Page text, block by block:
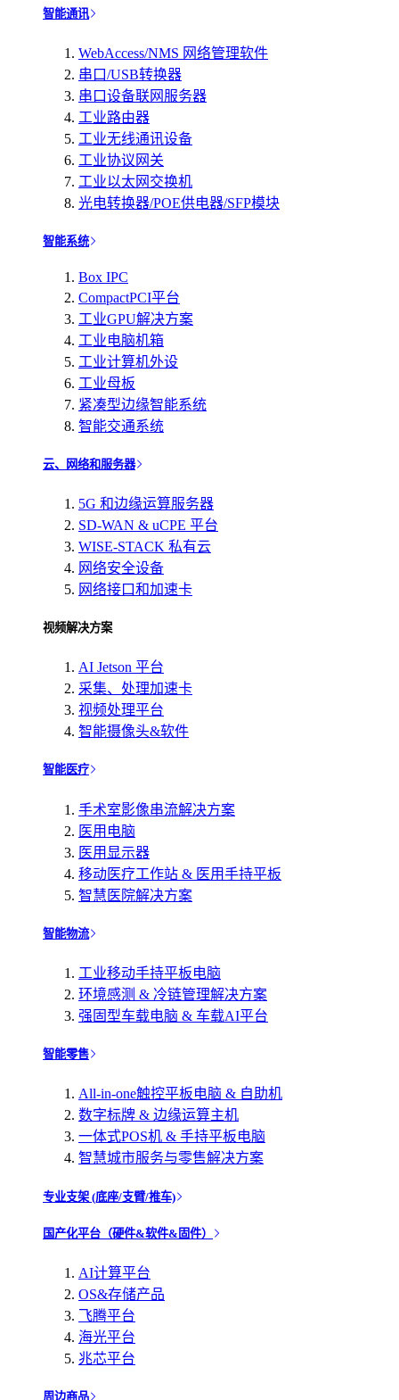
智能通讯
WebAccess/NMS 网络管理软件
串口/USB转换器
串口设备联网服务器
工业路由器
工业无线通讯设备
工业协议网关
工业以太网交换机
光电转换器/POE供电器/SFP模块
智能系统
Box IPC
CompactPCI平台
工业GPU解决方案
工业电脑机箱
工业计算机外设
工业母板
紧凑型边缘智能系统
智能交通系统
云、网络和服务器
5G 和边缘运算服务器
SD-WAN & uCPE 平台
WISE-STACK 私有云
网络安全设备
网络接口和加速卡
视频解决方案
AI Jetson 平台
采集、处理加速卡
视频处理平台
智能摄像头&软件
智能医疗
手术室影像串流解决方案
医用电脑
医用显示器
移动医疗工作站 & 医用手持平板
智慧医院解决方案
智能物流
工业移动手持平板电脑
环境感测 & 冷链管理解决方案
强固型车载电脑 & 车载AI平台
智能零售
All-in-one触控平板电脑 & 自助机
数字标牌 & 边缘运算主机
一体式POS机 & 手持平板电脑
智慧城市服务与零售解决方案
专业支架 (底座/支臂/推车)
国产化平台（硬件&软件&固件）
AI计算平台
OS&存储产品
飞腾平台
海光平台
兆芯平台
周边商品